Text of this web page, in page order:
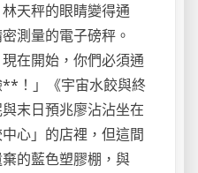
天秤的眼睛變得通
測量的電子磅秤。
在開始，你們必須通
！」《宇宙水餃與終
末日預兆廖沾沾坐在
心」的店裡，但這間
的藍色塑膠棚，與